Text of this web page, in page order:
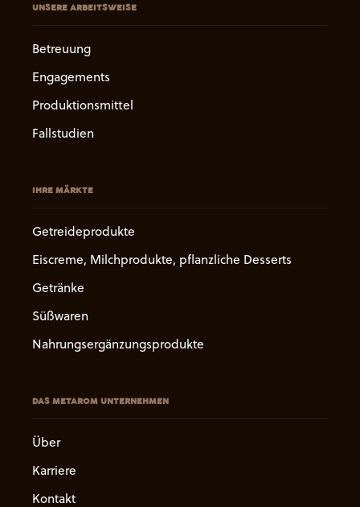
UNSERE ARBEITSWEISE
Betreuung
Engagements
Produktionsmittel
Fallstudien
IHRE MÄRKTE
Getreideprodukte
Eiscreme, Milchprodukte, pflanzliche Desserts
Getränke
Süßwaren
Nahrungsergänzungsprodukte
DAS METAROM UNTERNEHMEN
Über
Karriere
Kontakt